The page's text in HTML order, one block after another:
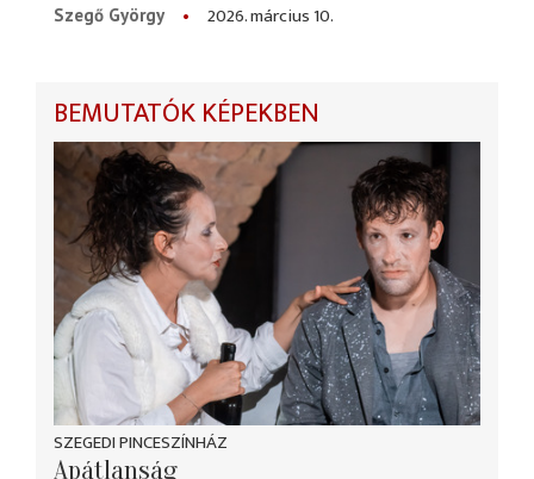
Szegő György
2026. március 10.
BEMUTATÓK KÉPEKBEN
SZEGEDI PINCESZÍNHÁZ
Apátlanság